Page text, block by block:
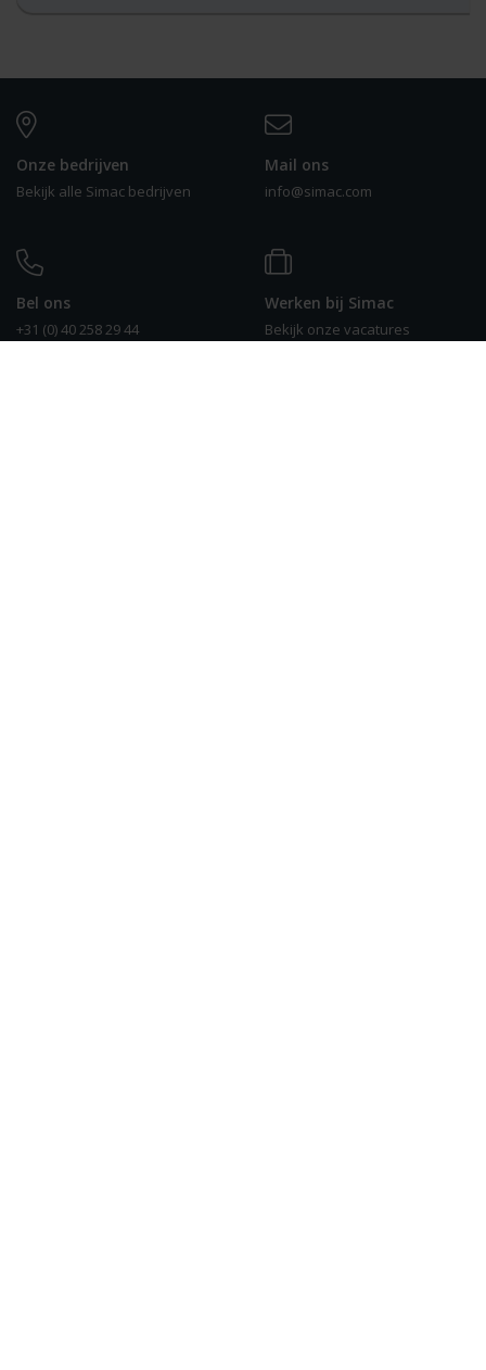
Onze bedrijven
Bekijk alle Simac bedrijven
Mail ons
info@simac.com
Bel ons
+31 (0) 40 258 29 44
Werken bij Simac
Bekijk onze vacatures